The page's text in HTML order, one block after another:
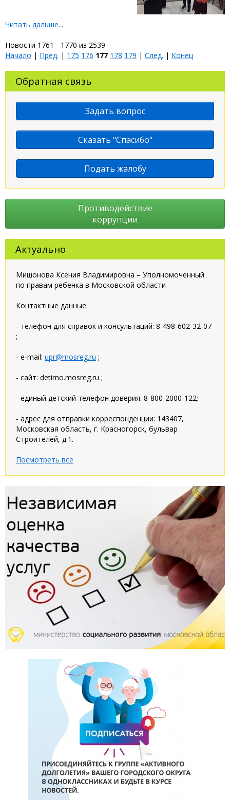
Читать дальше...
Новости 1761 - 1770 из 2539
Начало | Пред. | 175 176 177 178 179 | След. | Конец
Обратная связь
Задать вопрос
Сказать "Спасибо"
Подать жалобу
Противодействие
коррупции
Актуально
Мишонова Ксения Владимировна – Уполномоченный
по правам ребенка в Московской области
Контактные данные:
- телефон для справок и консультаций: 8-498-602-32-07
;
- e-mail: upr@mosreg.ru ;
- сайт: detimo.mosreg.ru ;
- единый детский телефон доверия: 8-800-2000-122;
- адрес для отправки корреспонденции: 143407,
Московская область, г. Красногорск, бульвар
Строителей, д.1.
Посмотреть все